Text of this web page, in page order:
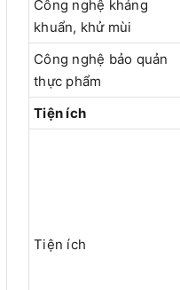
Công nghệ kháng
khuẩn, khử mùi
Công nghệ bảo quản
thực phẩm
Tiện ích
Tiện ích